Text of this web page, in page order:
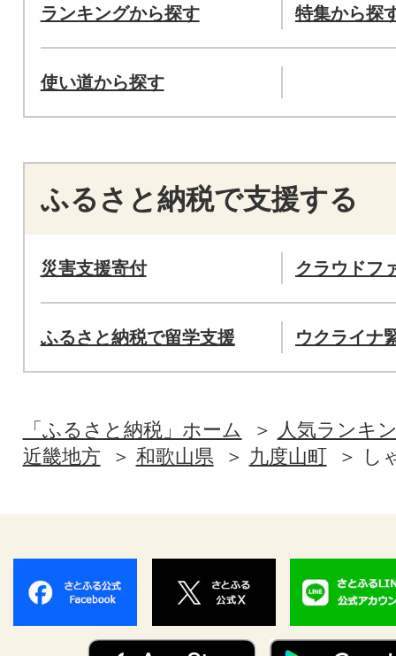
ランキングから探す 特集から探
使い道から探す
ふるさと納税で支援する
災害支援寄付 クラウドフ
ふるさと納税で留学支援 ウクライナ
「ふるさと納税」ホーム
人気ランキ
近畿地方
和歌山県 九度山町 し